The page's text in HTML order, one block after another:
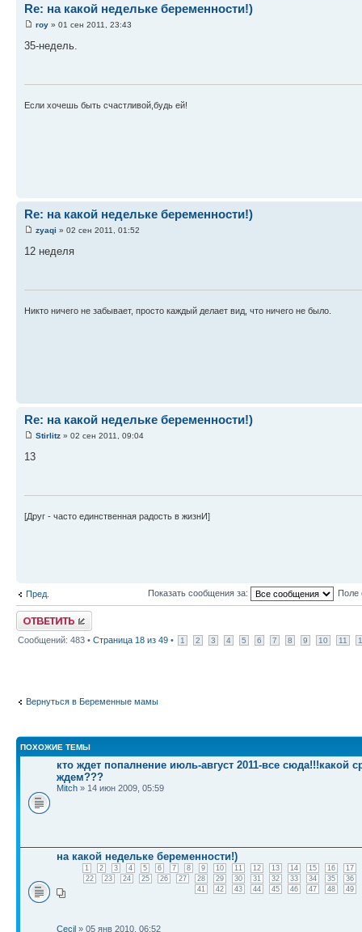
Re: на какой недельке беременности!)
roy » 01 сен 2011, 23:43
35-недель.
Если хочешь быть счастливой,будь ей!
Re: на какой недельке беременности!)
zyaqi » 02 сен 2011, 01:52
12 неделя
Никто ничего не забывает, просто каждый делает вид, что ничего не было.
Re: на какой недельке беременности!)
Stirlitz » 02 сен 2011, 09:04
13
[Друг - часто единственная радость в жизнИ]
Пред. Показать сообщения за: Поле
Ответить
Сообщений: 483 • Страница 18 из 49 • 1 2 3 4 5 6 7 8 9 10 11
Вернуться в Беременные мамы
ПОХОЖИЕ ТЕМЫ
кто ждет попалнение июль-август 2011-все сюда!!!какой
ждем???
Mitch » 14 июн 2009, 05:59
на какой недельке беременности!)
1 2 3 4 5 6 7 8 9 10 11 12 13 14 15 16
17
22
23 24 25 26 27 28 29 30 31 32 33 34 35
36
41
42 43 44 45 46 47 48 49
Cecil » 05 янв 2010, 06:52